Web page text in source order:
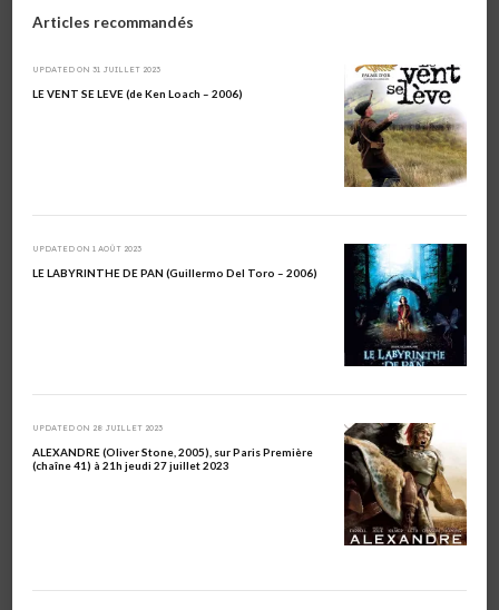
Articles recommandés
UPDATED ON 31 JUILLET 2023
LE VENT SE LEVE (de Ken Loach – 2006)
UPDATED ON 1 AOÛT 2023
LE LABYRINTHE DE PAN (Guillermo Del Toro – 2006)
UPDATED ON 28 JUILLET 2023
ALEXANDRE (Oliver Stone, 2005), sur Paris Première
(chaîne 41) à 21h jeudi 27 juillet 2023